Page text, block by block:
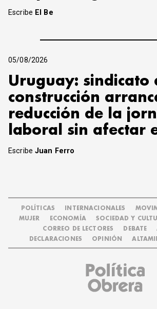
Escribe El Be
05/08/2026
Uruguay: sindicato
construcción
reducción de la
laboral sin afectar
EscribeJuan Ferro
POLÍTICAS INTERNACIONALES
MUJER
ECONOMÍA SOCIEDAD Y
CORREO DE LECTORES
DEBATE
DECLARACIONES
OPINIÓN